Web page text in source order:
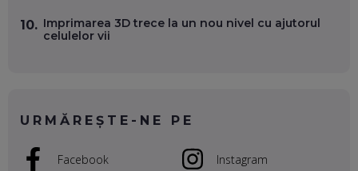
GLOBALĂ, FĂRĂ SĂ PIERZI LEGĂTURA CU COMUNITATEA
TA LOCALĂ - ȘI CE SĂ DAI ÎNAPOI
ANTREPRENORI
RADU MOȚOC, TECHSOUP: O TREIME DINTRE
10. Imprimarea 3D trece la un nou nivel cu ajutorul
celulelor vii
URMĂREȘTE-NE PE
Facebook
Instagram